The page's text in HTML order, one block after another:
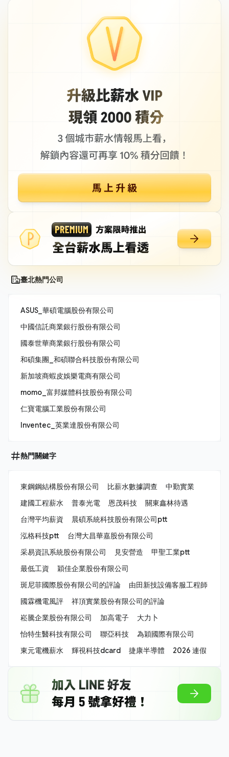
臺北熱門公司
ASUS_華碩電腦股份有限公司
中國信託商業銀行股份有限公司
國泰世華商業銀行股份有限公司
和碩集團_和碩聯合科技股份有限公司
新加坡商蝦皮娛樂電商有限公司
momo_富邦媒體科技股份有限公司
仁寶電腦工業股份有限公司
Inventec_英業達股份有限公司
熱門關鍵字
東鋼鋼結構股份有限公司 比薪水數據調查
中勤實業
建國工程薪水
普泰光電 恩茂科技
關東鑫林待遇
台灣平均薪資
晨碩系統科技股份有限公司ptt
泓格科技ptt
台灣大昌華嘉股份有限公司
采易資訊系統股份有限公司
見安營造
甲聖工業ptt
最低工資
穎佳企業股份有限公司
斑尼菲國際股份有限公司的評論
由田新技設備客服工程師
國霖機電風評
祥頂實業股份有限公司的評論
崧騰企業股份有限公司
加高電子
大力卜
怡特生醫科技有限公司
聯亞科技
為穎國際有限公司
東元電機薪水
輝視科技dcard 捷康半導體 2026 連假